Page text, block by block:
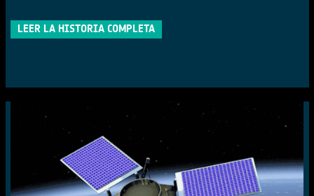
LEER LA HISTORIA COMPLETA